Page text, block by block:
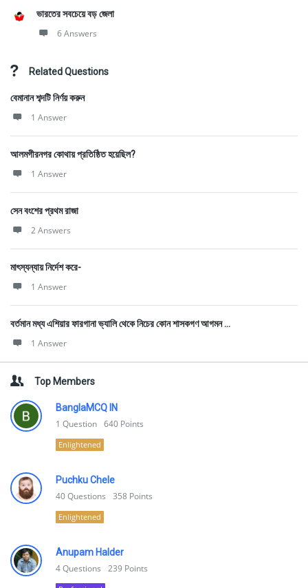
ভারতের সবচেয়ে বড় জেলা
6 Answers
Related Questions
বেমানান শব্দটি নির্ণয় করুন
1 Answer
আলমগীরনগর কোথায় প্রতিষ্ঠিত হয়েছিল?
1 Answer
সেন বংশের প্রথম রাজা
2 Answers
মাৎস্যন্যায় নির্দেশ করে-
1 Answer
বর্তমান মধ্য এশিয়ার ফারগানা ভ্যালি থেকে নিচের কোন শাসকগণ আগমন ...
1 Answer
Top Members
BanglaMCQ IN
1 Question 640 Points
Enlightened
Puchku Chele
40Questions 358 Points
Enlightened
Anupam Halder
4Questions 239 Points